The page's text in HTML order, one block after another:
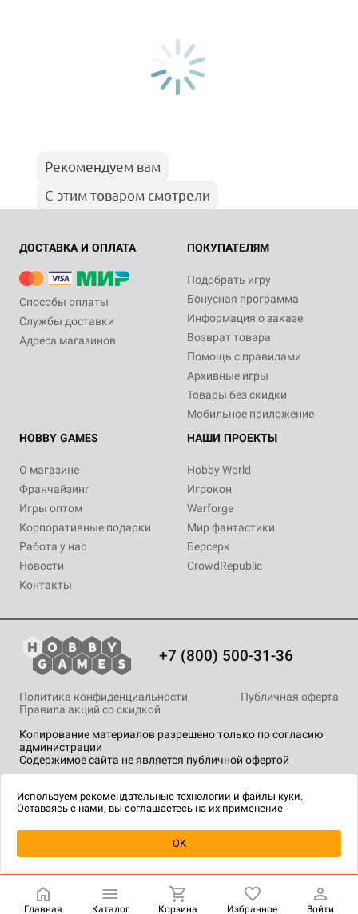
Уведомить о наличии
Рекомендуем вам
С этим товаром смотрели
ДОСТАВКА И ОПЛАТА
Способы оплаты
Службы доставки
Адреса магазинов
ПОКУПАТЕЛЯМ
Подобрать игру
Бонусная программа
Информация о заказе
Возврат товара
Помощь с правилами
Архивные игры
Товары без скидки
Мобильное приложение
HOBBY GAMES
О магазине
Франчайзинг
Игры оптом
Корпоративные подарки
Работа у нас
Новости
Контакты
НАШИ ПРОЕКТЫ
Hobby World
Игрокон
Warforge
Мир фантастики
Берсерк
CrowdRepublic
+7 (800) 500-31-36
Копирование материалов разрешено только по согласию
администрации
Содержимое сайта не является публичной офертой
Политика конфиденциальности
Публичная оферта
Правила акций со скидкой
технологии.
Главная Каталог Корзина Избранное Войти
Используем рекомендательные технологии и файлы куки.
Оставаясь с нами, вы соглашаетесь на их применение
OK